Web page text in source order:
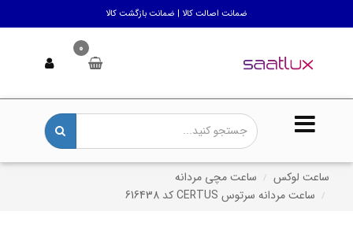
ضمانت اصالت کالا | ضمانت بازگشت کالا
0
ساعت لوکس
ساعت مچی مردانه
ساعت مردانه سرتوس CERTUS کد 616438